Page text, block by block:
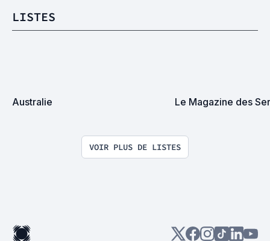
LISTES
Australie Le Magazine des
VOIR PLUS DE LISTES